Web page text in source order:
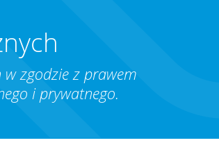
zgodzie z prawem
i prywatnego.